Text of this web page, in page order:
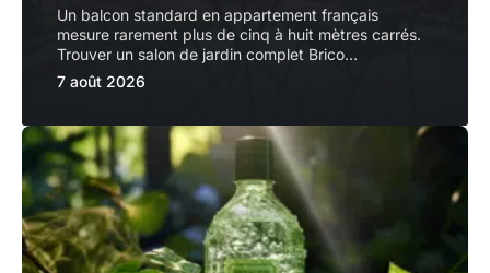
Un balcon standard en appartement français
mesure rarement plus de cinq à huit mètres carrés.
Trouver un salon de jardin complet Brico…
7 août 2026